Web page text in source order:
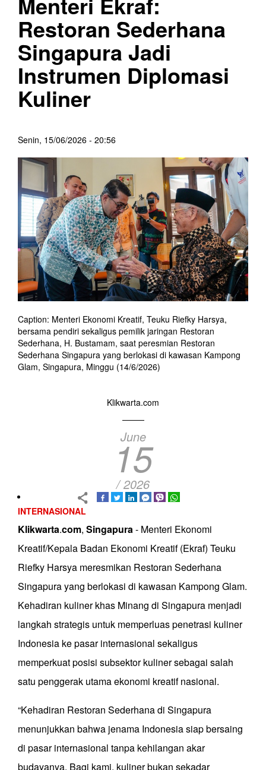
Restoran Sederhana
Singapura Jadi
Instrumen Diplomasi
Kuliner
Senin, 15/06/2026 - 20:56
Caption: Menteri Ekonomi Kreatif, Teuku Riefky Harsya,
bersama pendiri sekaligus pemilik jaringan Restoran
Sederhana, H. Bustamam, saat peresmian Restoran
Sederhana Singapura yang berlokasi di kawasan Kampong
Glam, Singapura, Minggu (14/6/2026)
Klikwarta.com
June
15
/ 2026
INTERNASIONAL
Klikwarta.com, Singapura- Menteri Ekonomi
Kreatif/Kepala Badan Ekonomi Kreatif (Ekraf) Teuku
Riefky Harsya meresmikan Restoran Sederhana
Singapura yang berlokasi di kawasan Kampong Glam.
Kehadiran kuliner khas Minang di Singapura menjadi
langkah strategis untuk memperluas penetrasi kuliner
Indonesia ke pasar internasional sekaligus
memperkuat posisi subsektor kuliner sebagai salah
satu penggerak utama ekonomi kreatif nasional.
“Kehadiran Restoran Sederhana di Singapura
menunjukkan bahwa jenama Indonesia siap bersaing
di pasar internasional tanpa kehilangan akar
budayanya. Bagi kami, kuliner bukan sekadar